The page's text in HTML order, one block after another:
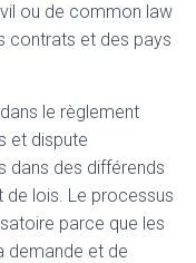
ou de common law
contrats et des pays
le règlement
et dispute
dans des différends
lois. Le processus
parce que les
demande et de